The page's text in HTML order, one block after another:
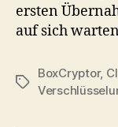
ersten
auf sich
Tags
BoxCryptor,